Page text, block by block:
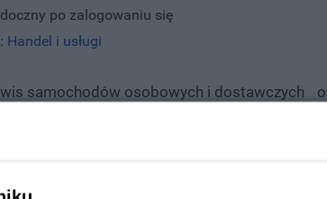
po zalogowaniu się
Handel i usługi
samochodów osobowych i dostawczych
ubezpieczeniowych.W warsztacie
komputerowaKrótkie terminy